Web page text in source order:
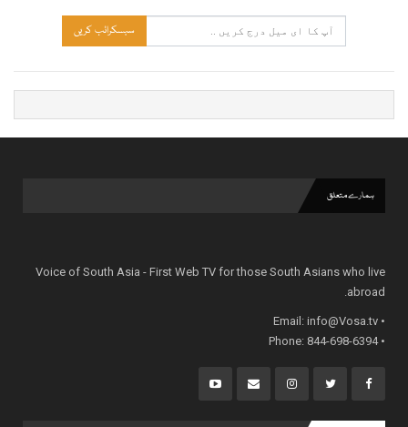
سبسکرائب کریں
ہمارے متعلق
Voice of South Asia - First Web TV for those South Asians who live
abroad.
• Email:
info@Vosa.tv
• Phone: 844-698-6394